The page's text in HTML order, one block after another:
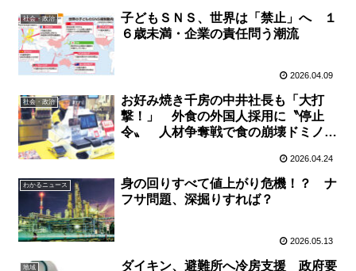
社会・政治
子どもＳＮＳ、世界は「禁止」へ １
６歳未満・企業の責任問う潮流
2026.04.09
社会・政治
お好み焼き千房の中井社長も「大打
撃！」 外食の外国人採用に〝停止
令〟 人材争奪戦で食の崩壊ドミノの
2026.04.24
わかるニュース
身の回りすべて値上がり危機！？ ナ
フサ問題、深掘りすれば？
2026.05.13
地域
ダイキン、避難所へ冷房支援 政府要